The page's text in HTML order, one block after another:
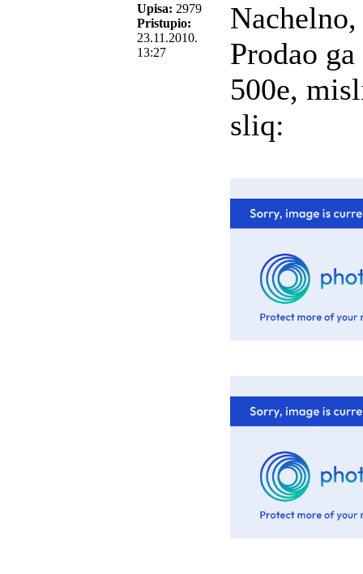
Upisa: 2979
Pristupio:
23.11.2010.
13:27
Prodao
500e,
sliq: